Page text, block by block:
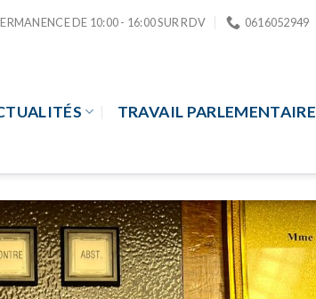
DE 10:00 - 16:00 SUR RDV 0616052949
TRAVAIL PARLEMENTAIRE